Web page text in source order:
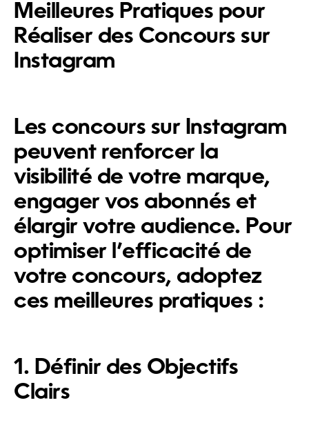
Meilleures Pratiques pour
Réaliser des Concours sur
Instagram
Les concours sur Instagram
peuvent renforcer la
visibilité de votre marque,
engager vos abonnés et
élargir votre audience. Pour
optimiser l’efficacité de
votre concours, adoptez
ces meilleures pratiques :
1. Définir des Objectifs
Clairs